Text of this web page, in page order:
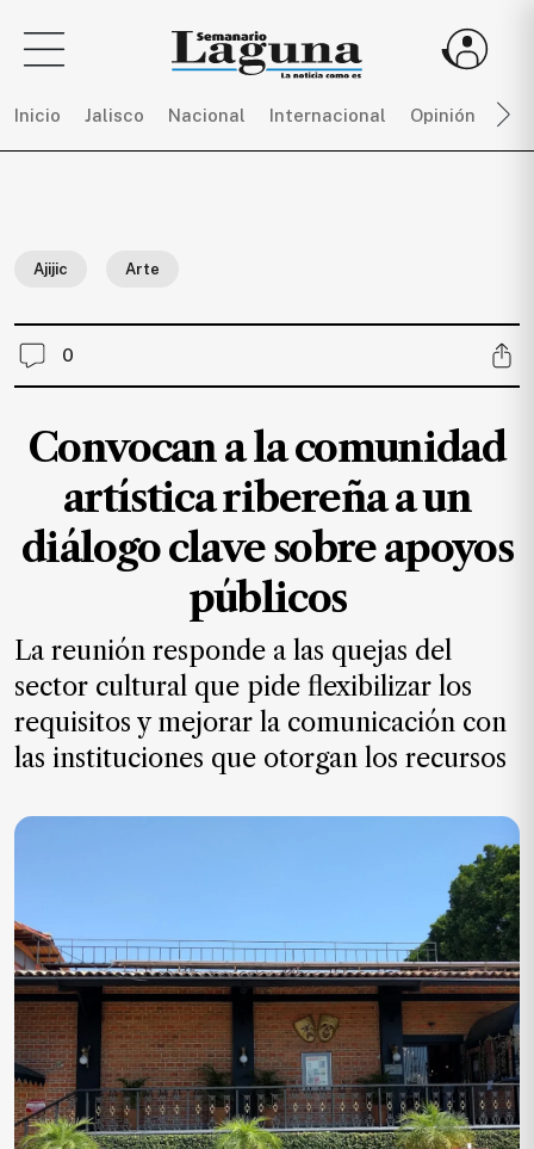
Inicio Jalisco Nacional Internacional Opinión
actualidad
únete
a
LAGUNA
por
MXN
Suscríbete ahora
NOTICIAS
Deportes
Cultura
Turismo
Ecología
Movilidad
Ajijic Arte
0
Convocan a la comunidad
artística ribereña a un
diálogo clave sobre apoyos
públicos
La reunión responde a las quejas del
sector cultural que pide flexibilizar los
requisitos y mejorar la comunicación con
las instituciones que otorgan los recursos